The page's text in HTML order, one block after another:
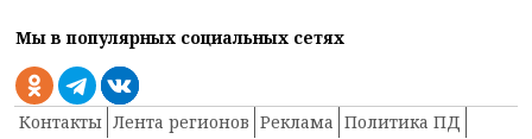
Мы в популярных социальных сетях
Контакты Лента регионов Реклама Политика ПД